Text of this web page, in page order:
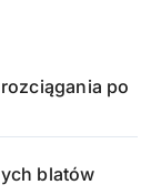
po
blatów